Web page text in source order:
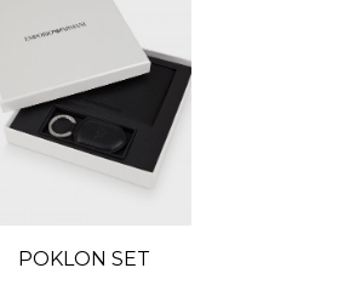
POKLON SET